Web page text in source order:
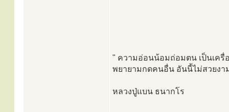
" ความอ่อนน้อมถ่อมตน เป็นเครื่
พยายามกดคนอื่น อันนี้ไม่สวยงา
หลวงปู่แบน ธนากโร